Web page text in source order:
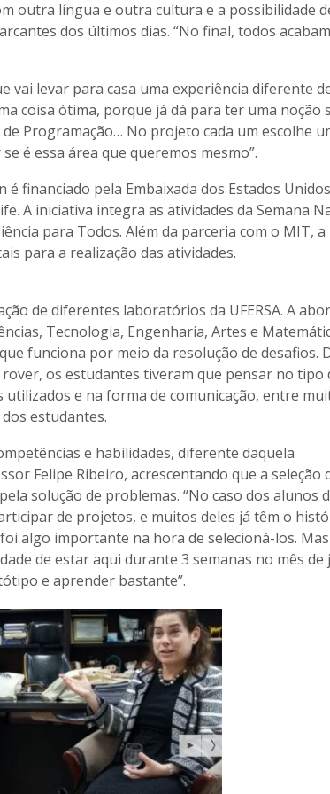
outra língua e outra cultura e a possibilidade
dos últimos dias. “No final, todos
vai levar para casa uma experiência diferente
coisa ótima, porque já dá para ter uma noção
Programação… No projeto cada um escolhe
é essa área que queremos mesmo”.
financiado pela Embaixada dos Estados
A iniciativa integra as atividades da Semana
para Todos. Além da parceria com o MIT, a
para a realização das atividades.
de diferentes laboratórios da UFERSA. A
Tecnologia, Engenharia, Artes e
funciona por meio da resolução de desafios.
os estudantes tiveram que pensar no tipo
e na forma de comunicação, entre
estudantes.
e habilidades, diferente daquela
Felipe Ribeiro, acrescentando que a seleção
solução de problemas. “No caso dos alunos
de projetos, e muitos deles já têm o
algo importante na hora de selecioná-los.
de estar aqui durante 3 semanas no mês de
e aprender bastante”.